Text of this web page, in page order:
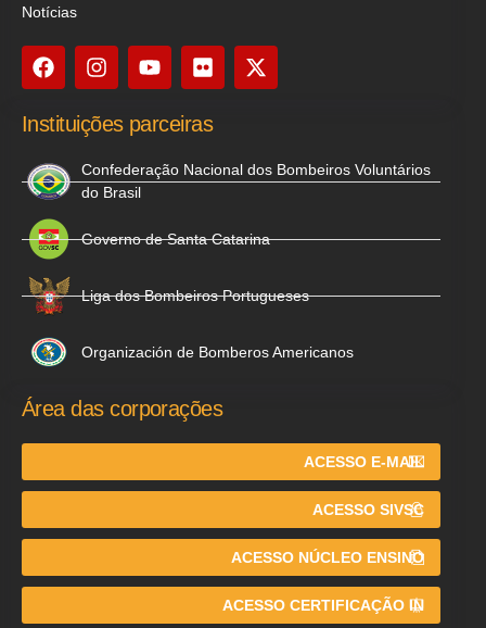
Notícias
Instituições parceiras
Confederação Nacional dos Bombeiros Voluntários
do Brasil
Governo de Santa Catarina
Liga dos Bombeiros Portugueses
Organización de Bomberos Americanos
Área das corporações
ACESSO E-MAIL
ACESSO SIVSC
ACESSO NÚCLEO ENSINO
ACESSO CERTIFICAÇÃO IN